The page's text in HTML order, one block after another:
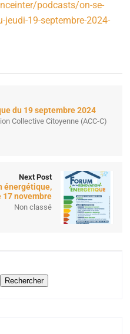
podcasts/on-se-
jeudi-19-septembre-2024-
du 19 septembre 2024
Collective Citoyenne (ACC-C)
Next Post
énergétique,
17 novembre
Non classé
Rechercher